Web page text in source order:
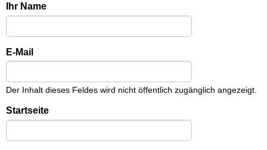
Ihr Name
E-Mail
Der Inhalt dieses Feldes wird nicht öffentlich zugänglich angezeigt.
Startseite